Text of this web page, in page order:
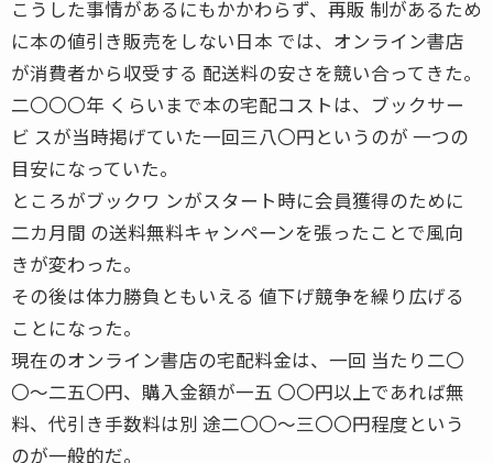
こうした事情があるにもかかわらず、再販 制があるため
に本の値引き販売をしない日本 では、オンライン書店
が消費者から収受する 配送料の安さを競い合ってきた。
二〇〇〇年 くらいまで本の宅配コストは、ブックサー
ビ スが当時掲げていた一回三八〇円というのが 一つの
目安になっていた。
ところがブックワ ンがスタート時に会員獲得のために
二カ月間 の送料無料キャンペーンを張ったことで風向
きが変わった。
その後は体力勝負ともいえる 値下げ競争を繰り広げる
ことになった。
現在のオンライン書店の宅配料金は、一回 当たり二〇
〇〜二五〇円、購入金額が一五 〇〇円以上であれば無
料、代引き手数料は別 途二〇〇〜三〇〇円程度という
のが一般的だ。